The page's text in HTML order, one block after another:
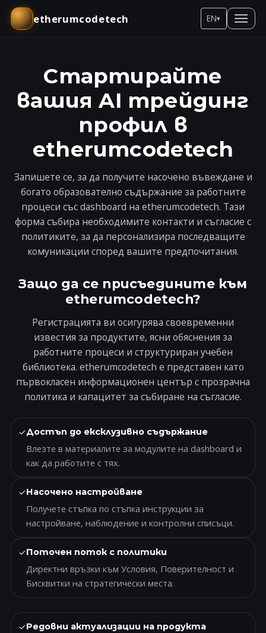
etherumcodetech EN▾
Стартирайте
вашия AI трейдинг
профил в
etherumcodetech
Запишете се, за да получите насочено въвеждане и
богато образователно съдържание за работните
процеси със dashboard на etherumcodetech. Тази
форма събира необходимите контакти и съгласие с
политиките, за да персонализира последващите
комуникации според вашите предпочитания.
Защо да се присъедините към
etherumcodetech?
Регистрацията ви осигурява своевременни
известия за продуктите, ясни обяснения за
работните процеси и структуриран учебен
библиотека. etherumcodetech е представен като
първокласен информационен център с прозрачна
политика и капацитет за събиране на съгласие.
✓Достъп до ексклузивно съдържание
Влезте в материалите за модулите на dashboard и
как да работите с тях.
✓Насочено настройване
Получете стъпка по стъпка инструкции за
настройване, наблюдение и контролни списъци.
✓Поточен поток с политики
Директни връзки към Условия, Поверителност и
Бисквитки на стратегически места.
✓Редовни актуализации на продукта